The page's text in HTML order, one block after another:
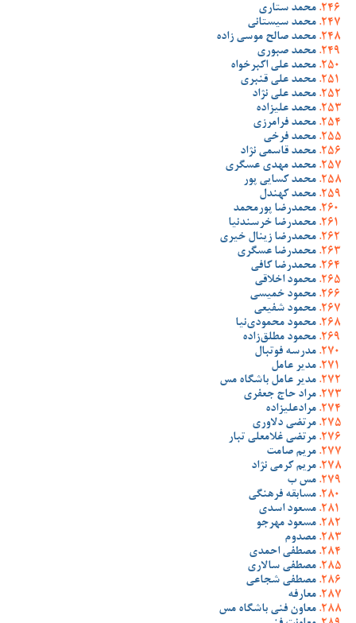
محمد ستاری
محمد سیستانی
محمد صالح موسی زاده
محمد صبوری
محمد علی اکبرخواه
محمد علی قنبری
محمد علی نژاد
محمد علیزاده
محمد فرامرزی
محمد فرخی
محمد قاسمی نژاد
محمد مهدی عسگری
محمد کسایی پور
محمد کهندل
محمدرضا پورمحمد
محمدرضا خرسندنیا
محمدرضا زینال خیری
محمدرضا عسگری
محمدرضا کافی
محمود اخلاقی
محمود خمیسی
محمود شفیعی
محمود محمودی‌نیا
محمود مطلق‌زاده
مدرسه فوتبال
مدیر عامل
مدیر عامل باشگاه مس
مراد حاج جعفری
مرادعلیزاده
مرتضی دلاوری
مرتضی غلامعلی تبار
مریم صامت
مریم کرمی نژاد
مس ب
مسابقه فرهنگی
مسعود اسدی
مسعود مهرجو
مصدوم
مصطفی احمدی
مصطفی سالاری
مصطفی شجاعی
معارفه
معاون فنی باشگاه مس